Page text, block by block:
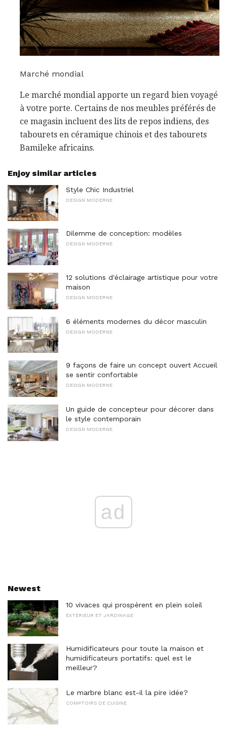
Marché mondial
Le marché mondial apporte un regard bien voyagé
à votre porte. Certains de nos meubles préférés de
ce magasin incluent des lits de repos indiens, des
tabourets en céramique chinois et des tabourets
Bamileke africains.
Enjoy similar articles
Style Chic Industriel
DESIGN MODERNE
Dilemme de conception: modèles
DESIGN MODERNE
12 solutions d'éclairage artistique pour votre
maison
DESIGN MODERNE
6 éléments modernes du décor masculin
DESIGN MODERNE
9 façons de faire un concept ouvert Accueil
se sentir confortable
DESIGN MODERNE
Un guide de concepteur pour décorer dans
le style contemporain
DESIGN MODERNE
ad
Newest
10 vivaces qui prospèrent en plein soleil
EXTÉRIEUR ET JARDINAGE
Humidificateurs pour toute la maison et
humidificateurs portatifs: quel est le
meilleur?
Le marbre blanc est-il la pire idée?
COMPTOIRS DE CUISINE